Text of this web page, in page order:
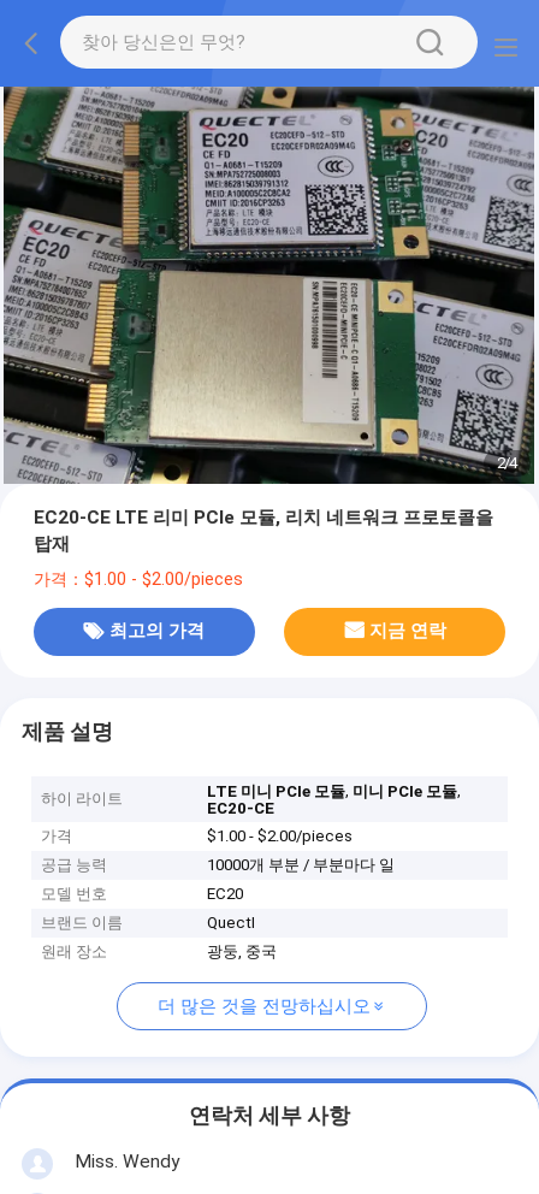
2/4
EC20-CE LTE 리미 PCIe 모듈, 리치 네트워크 프로토콜을
탑재
가격：$1.00 - $2.00/pieces
최고의 가격 지금 연락
제품 설명
하이 라이트 LTE 미니 PCIe 모듈, 미니 PCIe 모듈,
EC20-CE
가격
$1.00 - $2.00/pieces
공급 능력
10000개 부분 / 부분마다 일
모델 번호
EC20
브랜드 이름
QuectI
원래 장소
광둥, 중국
더 많은 것을 전망하십시오
연락처 세부 사항
Miss. Wendy